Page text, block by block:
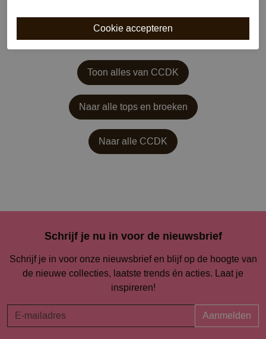
Toon alles van CCDK
Naar alle tops en broeken
Naar alle CCDK
Schrijf je nu in voor de nieuwsbrief
Schrijf je in voor onze nieuwsbrief en blijf op de hoogte van
de nieuwe collecties, laatste trends én acties. Laat je
inspireren!
Aanmelden